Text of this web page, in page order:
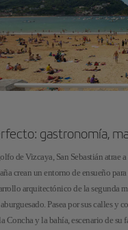
gastronomía,
de Vizcaya, San Sebastián atrae
crean un entorno de ensueño
arquitectónico de la segunda
Pasea por sus calles y
Concha y la bahía, escenario de su